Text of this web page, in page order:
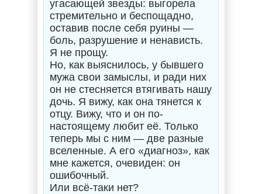
угасающей звезды: выгорела
стремительно и беспощадно,
оставив после себя руины —
боль, разрушение и ненависть.
Я не прощу.
Но, как выяснилось, у бывшего
мужа свои замыслы, и ради них
он не стесняется втягивать нашу
дочь. Я вижу, как она тянется к
отцу. Вижу, что и он по-
настоящему любит её. Только
теперь мы с ним — две разные
вселенные. А его «диагноз», как
мне кажется, очевиден: он
ошибочный.
Или всё-таки нет?